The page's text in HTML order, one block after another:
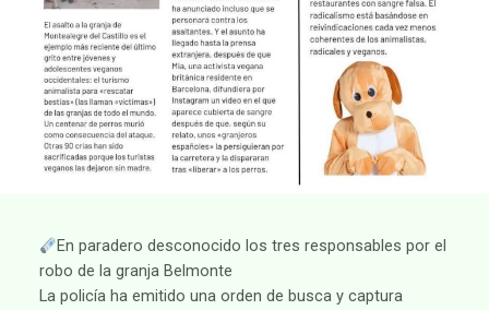
En paradero desconocido los tres responsables por el
robo de la granja Belmonte
La policía ha emitido una orden de busca y captura